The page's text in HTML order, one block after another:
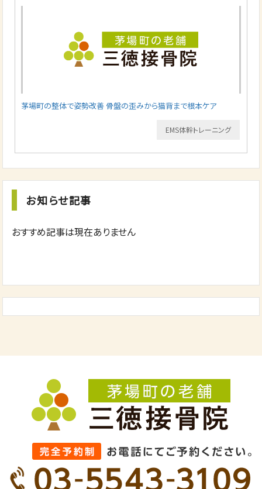
茅場町の整体で姿勢改善 骨盤の歪みから猫背まで根本ケア
EMS体幹トレーニング
お知らせ記事
おすすめ記事は現在ありません